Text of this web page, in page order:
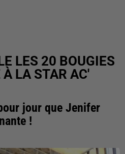
LES 20 BOUGIES
LA STAR AC'
jour que Jenifer
!